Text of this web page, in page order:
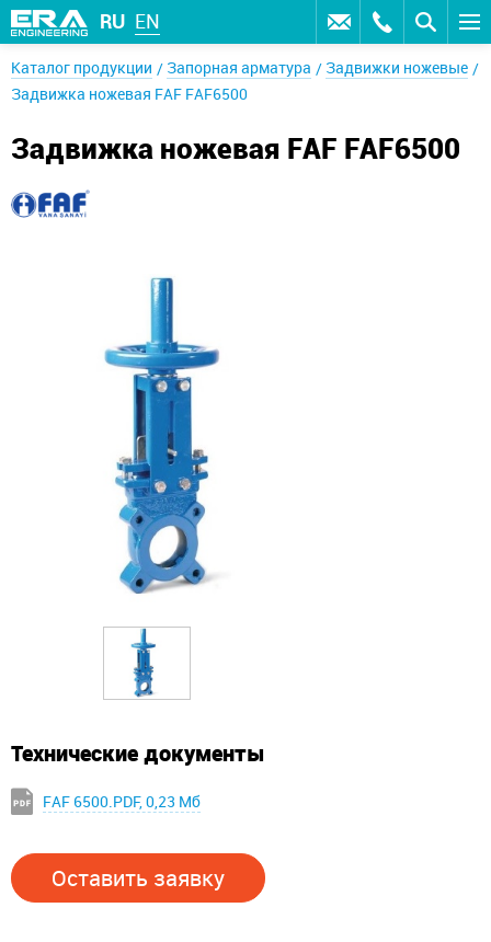
RU EN
Каталог продукции Запорная арматура
Задвижки ножевые
Задвижка ножевая FAF FAF6500
Задвижка ножевая FAF FAF6500
Технические документы
FAF 6500.PDF, 0,23 Мб
Оставить заявку